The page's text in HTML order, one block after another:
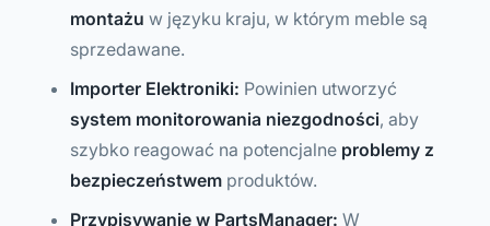
montażu w języku kraju, w którym meble są
sprzedawane.
Importer Elektroniki: Powinien utworzyć
system monitorowania niezgodności, aby
szybko reagować na potencjalne problemy z
bezpieczeństwem produktów.
Przypisywanie w PartsManager: W